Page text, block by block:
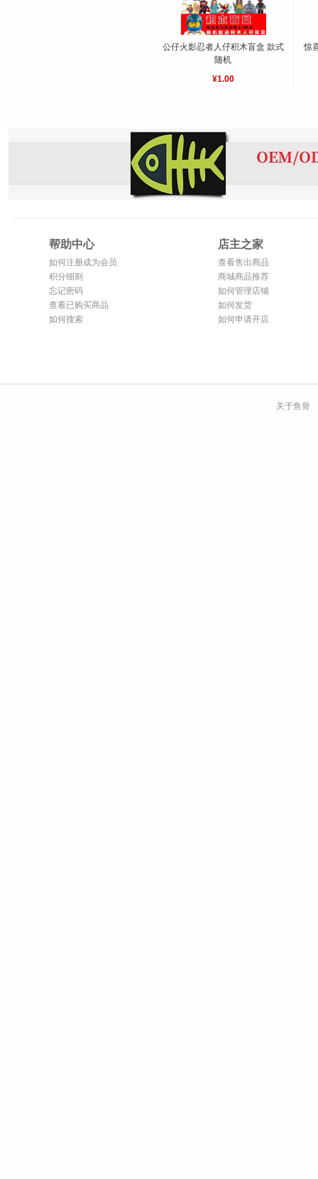
公仔火影忍者人仔积木盲盒 款式
随机
¥1.00
惊
帮助中心
如何注册成为会员
积分细则
忘记密码
查看已购买商品
如何搜索
店主之家
查看售出商品
商城商品推荐
如何管理店铺
如何发货
如何申请开店
关于鱼骨